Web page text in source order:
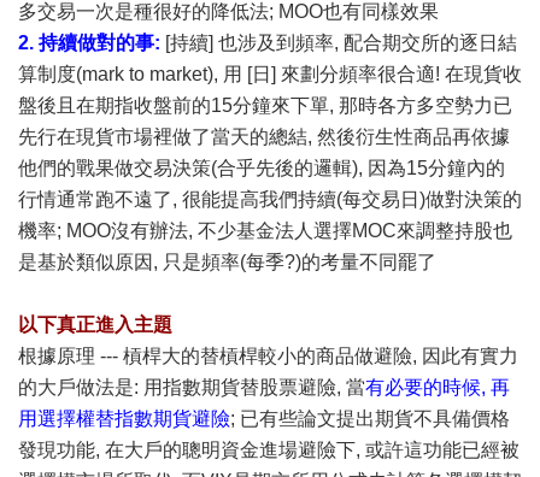
多交易一次是種很好的降低法; MOO也有同樣效果
2. 持續做對的事: [持續] 也涉及到頻率, 配合期交所的逐日結
算制度(mark to market), 用 [日] 來劃分頻率很合適! 在現貨收
盤後且在期指收盤前的15分鐘來下單, 那時各方多空勢力已
先行在現貨市場裡做了當天的總結, 然後衍生性商品再依據
他們的戰果做交易決策(合乎先後的邏輯), 因為15分鐘內的
行情通常跑不遠了, 很能提高我們持續(每交易日)做對決策的
機率; MOO沒有辦法, 不少基金法人選擇MOC來調整持股也
是基於類似原因, 只是頻率(每季?)的考量不同罷了
以下真正進入主題
根據原理 --- 槓桿大的替槓桿較小的商品做避險, 因此有實力
的大戶做法是: 用指數期貨替股票避險, 當有必要的時候, 再
用選擇權替指數期貨避險; 已有些論文提出期貨不具備價格
發現功能, 在大戶的聰明資金進場避險下, 或許這功能已經被